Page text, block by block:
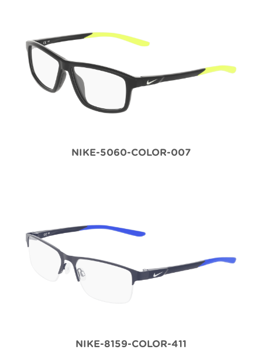
NIKE-5060-COLOR-007
NIKE-8159-COLOR-411